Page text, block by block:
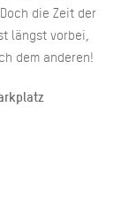
die Zeit der
längst vorbei,
dem anderen!